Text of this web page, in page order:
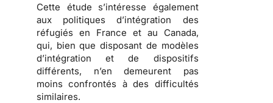
Cette étude s’intéresse également
aux politiques d’intégration des
réfugiés en France et au Canada,
qui, bien que disposant de modèles
d’intégration et de dispositifs
différents, n’en demeurent pas
moins confrontés à des difficultés
similaires.